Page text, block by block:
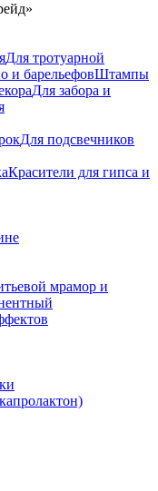
Для тротуарной
и барельефовШтампы
Для забора и
Для подсвечников
Красители для гипса и
мрамор и